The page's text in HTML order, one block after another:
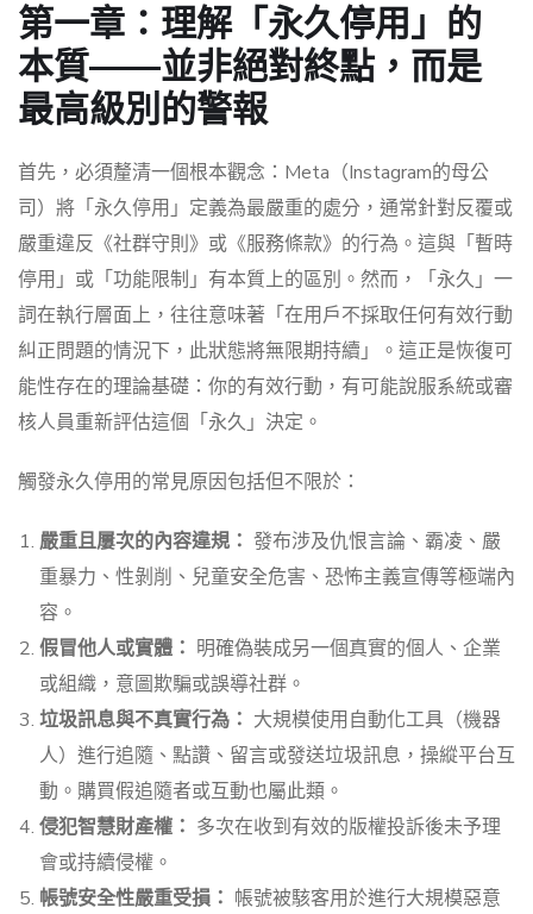
第一章：理解「永久停用」的
本質——並非絕對終點，而是
最高級別的警報
首先，必須釐清一個根本觀念：Meta（Instagram的母公
司）將「永久停用」定義為最嚴重的處分，通常針對反覆或
嚴重違反《社群守則》或《服務條款》的行為。這與「暫時
停用」或「功能限制」有本質上的區別。然而，「永久」一
詞在執行層面上，往往意味著「在用戶不採取任何有效行動
糾正問題的情況下，此狀態將無限期持續」。這正是恢復可
能性存在的理論基礎：你的有效行動，有可能說服系統或審
核人員重新評估這個「永久」決定。
觸發永久停用的常見原因包括但不限於：
嚴重且屢次的內容違規： 發布涉及仇恨言論、霸凌、嚴
重暴力、性剝削、兒童安全危害、恐怖主義宣傳等極端內
容。
假冒他人或實體： 明確偽裝成另一個真實的個人、企業
或組織，意圖欺騙或誤導社群。
垃圾訊息與不真實行為： 大規模使用自動化工具（機器
人）進行追隨、點讚、留言或發送垃圾訊息，操縱平台互
動。購買假追隨者或互動也屬此類。
侵犯智慧財產權： 多次在收到有效的版權投訴後未予理
會或持續侵權。
帳號安全性嚴重受損： 帳號被駭客用於進行大規模惡意